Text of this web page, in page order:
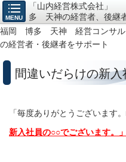
福岡 博多 天神 経営コンサル
の経営者・後継者をサポート
MENU
「山内経営
多 天神の経営者、後継
タント、小売・飲食・サ
ら「仕組作り」までお任
間違いだらけの新
「毎度ありがとうございます
新入社員の○○でございます。」